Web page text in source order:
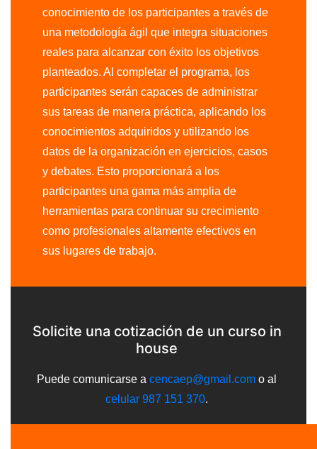
conocimiento de los participantes a través de
una metodología ágil que integra situaciones
reales para alcanzar con éxito los objetivos
planteados. Al completar el programa, los
participantes serán capaces de administrar
sus tareas de manera práctica, aplicando los
conocimientos adquiridos y utilizando los
datos de la organización en ejercicios, casos
y debates. Esto proporcionará a los
participantes una gama más amplia de
herramientas para continuar su crecimiento
como profesionales altamente efectivos en
sus lugares de trabajo.
Solicite una cotización de un curso in
house
Puede comunicarse acencaep@gmail.com o al
celular 987 151 370.